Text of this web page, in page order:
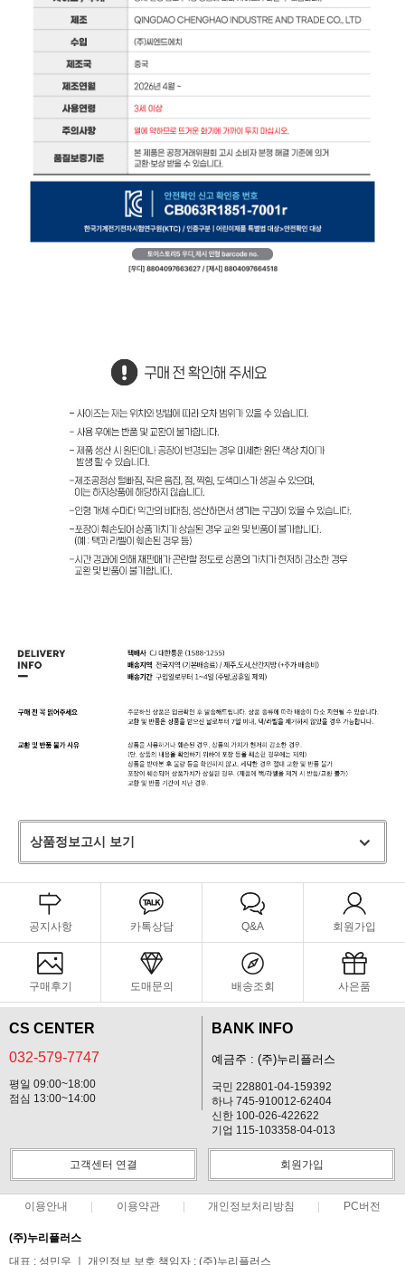
상품정보고시 보기
공지사항 카톡상담 Q&A 회원가입
구매후기 도매문의 배송조회 사은품
CS CENTER
032-579-7747
평일 09:00~18:00
점심 13:00~14:00
BANK INFO
예금주 : (주)누리플러스
국민 228801-04-159392
하나 745-910012-62404
신한 100-026-422622
기업 115-103358-04-013
고객센터 연결 회원가입
이용안내 이용약관 개인정보처리방침 PC버전
(주)누리플러스
대표 : 성민우 ㅣ 개인정보 보호 책임자 : (주)누리플러스